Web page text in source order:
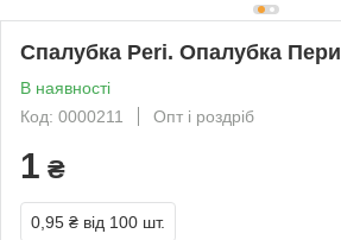
Спалубка Peri. Опалубка Пери
В наявності
Код: 0000211
Опт і роздріб
1 ₴
0,95 ₴ від 100 шт.